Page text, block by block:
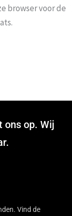
browser voor de
ons op. Wij
Vind de